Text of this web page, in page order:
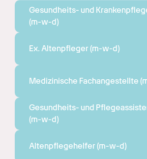
(m-w-d)
Ex. Altenpfleger (m-w-d)
Medizinische Fachangestellte
(m-w-d)
Altenpflegehelfer (m-w-d)